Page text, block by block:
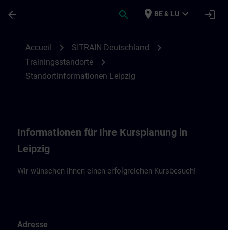
arrow_back search place BE & LU expand_more login
Accueil chevron_right SITRAIN Deutschland chevron_right
Trainingsstandorte chevron_right
Standortinformationen Leipzig
Informationen für Ihre Kursplanung in
Leipzig
Wir wünschen Ihnen einen erfolgreichen Kursbesuch!
Adresse